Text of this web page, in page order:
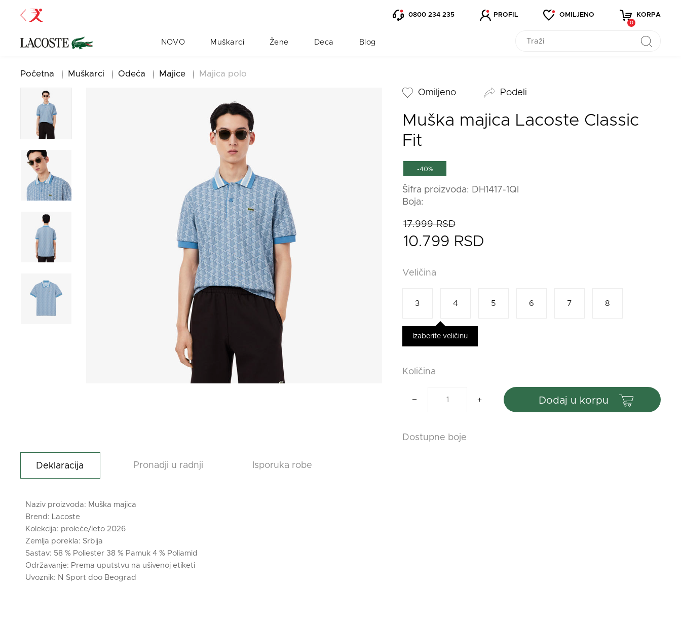
0800 234 235 PROFIL OMILJENO KORPA
0
NOVO Muškarci Žene Deca Blog
Početna Muškarci Odeća Majice Majica polo
Deklaracija Pronadji u radnji Isporuka robe
Naziv proizvoda: Muška majica
Brend: Lacoste
Kolekcija: proleće/leto 2026
Zemlja porekla: Srbija
Sastav: 58 % Poliester 38 % Pamuk 4 % Poliamid
Održavanje: Prema uputstvu na ušivenoj etiketi
Uvoznik: N Sport doo Beograd
Omiljeno Podeli
Muška majica Lacoste Classic
Fit
-40%
Šifra proizvoda: DH1417-1QI
Boja:
17.999 RSD
10.799 RSD
Veličina
3 4 5 6 7 8
Izaberite veličinu
Količina
dodaj u korpu
dostupne boje